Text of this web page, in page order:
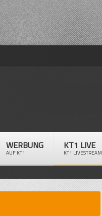
WERBUNG
AUF KT1
KT1 LIVE
KT1 LIVESTREAM